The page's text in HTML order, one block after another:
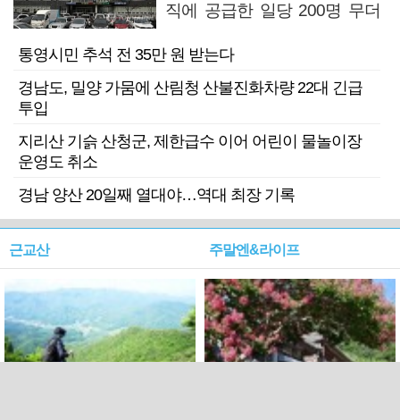
직에 공급한 일당 200명 무더
통영시민 추석 전 35만 원 받는다
경남도, 밀양 가뭄에 산림청 산불진화차량 22대 긴급
투입
지리산 기슭 산청군, 제한급수 이어 어린이 물놀이장
운영도 취소
경남 양산 20일째 열대야…역대 최장 기록
근교산 주말엔&라이프